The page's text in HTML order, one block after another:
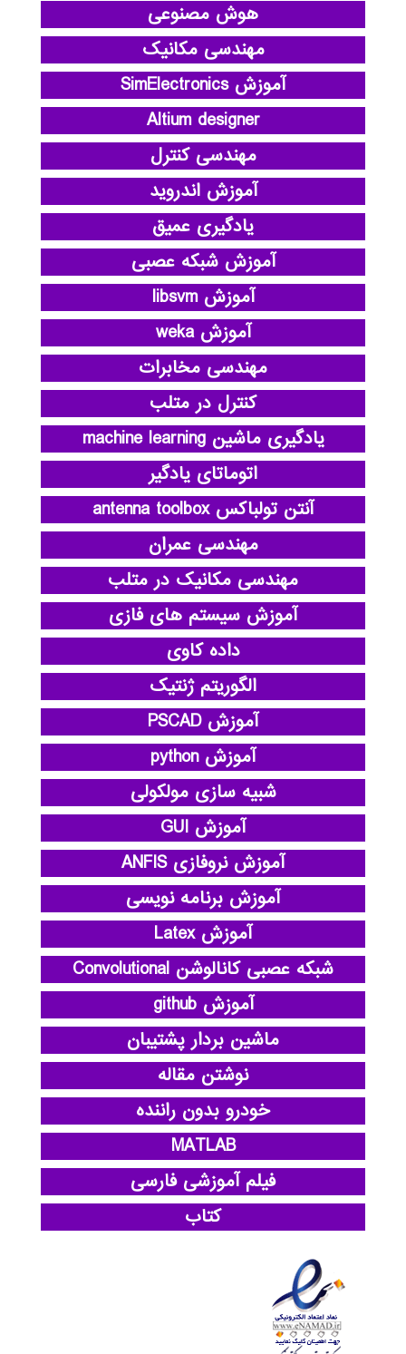
هوش مصنوعی
مهندسی مکانیک
آموزش SimElectronics
Altium designer
مهندسی کنترل
آموزش اندروید
یادگیری عمیق
آموزش شبکه عصبی
آموزش libsvm
آموزش weka
مهندسی مخابرات
کنترل در متلب
یادگیری ماشین machine learning
اتوماتای یادگیر
آنتن تولباکس antenna toolbox
مهندسی عمران
مهندسی مکانیک در متلب
آموزش سیستم های فازی
داده کاوی
الگوریتم ژنتیک
آموزش PSCAD
آموزش python
شبیه سازی مولکولی
آموزش GUI
آموزش نروفازی ANFIS
آموزش برنامه نویسی
آموزش Latex
شبکه عصبی کانالوشن Convolutional
آموزش github
ماشین بردار پشتیبان
نوشتن مقاله
خودرو بدون راننده
MATLAB
فیلم آموزشی فارسی
کتاب